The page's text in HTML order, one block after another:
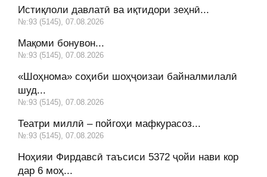
Истиқлоли давлатӣ ва иқтидори зеҳнӣ...
№:93 (5145), 07.08.2026
Мақоми бонувон...
№:93 (5145), 07.08.2026
«Шоҳнома» соҳиби шоҳҷоизаи байналмилалӣ
шуд...
№:93 (5145), 07.08.2026
Театри миллӣ – пойгоҳи мафкурасоз...
№:93 (5145), 07.08.2026
Ноҳияи Фирдавсӣ таъсиси 5372 ҷойи нави кор
дар 6 моҳ...